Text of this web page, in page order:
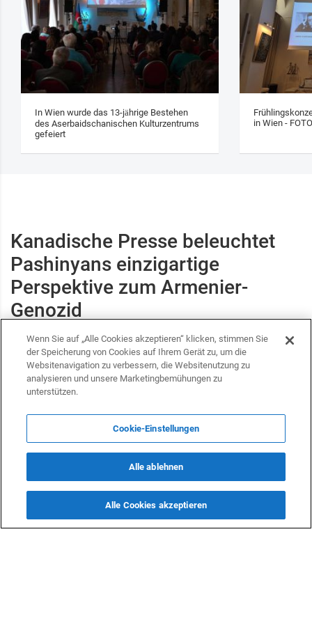
In Wien wurde das 13‑jährige Bestehen
des Aserbaidschanischen Kulturzentrums
gefeiert
in Wien - FOTO
Kanadische Presse beleuchtet
Pashinyans einzigartige
Perspektive zum Armenier-
Genozid
POLITIK 7 März 2025 16:41 (UTC+04:00)
Wenn Sie auf „Alle Cookies akzeptieren“ klicken, stimmen Sie
der Speicherung von Cookies auf Ihrem Gerät zu, um die
Websitenavigation zu verbessern, die Websitenutzung zu
analysieren und unsere Marketingbemühungen zu
unterstützen.
Cookie-Einstellungen
Alle ablehnen
Alle Cookies akzeptieren